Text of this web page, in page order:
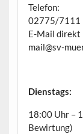
Telefon:
02775/7111
E-Mail direkt
mail@sv-
Dienstags:
18:00 Uhr –
Bewirtung)